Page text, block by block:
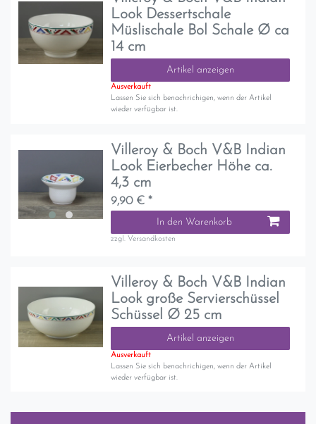
Look Dessertschale
Müslischale Bol Schale Ø ca
14 cm
Artikel anzeigen
Ausverkauft
Lassen Sie sich benachrichigen, wenn der Artikel
wieder verfügbar ist.
Villeroy & Boch V&B Indian
Look Eierbecher Höhe ca.
4,3 cm
9,90 € *
In den Warenkorb
zzgl. Versandkosten
Villeroy & Boch V&B Indian
Look große Servierschüssel
Schüssel Ø 25 cm
Artikel anzeigen
Ausverkauft
Lassen Sie sich benachrichigen, wenn der Artikel
wieder verfügbar ist.